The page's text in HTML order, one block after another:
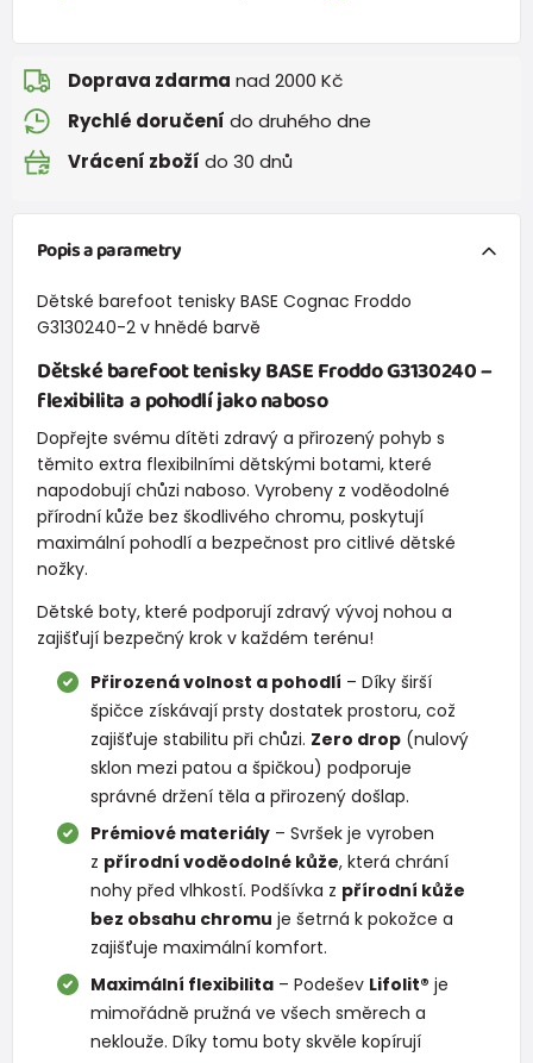
Doprava zdarma nad 2000 Kč
Rychlé doručení do druhého dne
Vrácení zboží do 30 dnů
Popis a parametry
Dětské barefoot tenisky BASE Cognac Froddo
G3130240-2 v hnědé barvě
Dětské barefoot tenisky BASE Froddo G3130240 –
flexibilita a pohodlí jako naboso
Dopřejte svému dítěti zdravý a přirozený pohyb s
těmito extra flexibilními dětskými botami, které
napodobují chůzi naboso. Vyrobeny z voděodolné
přírodní kůže bez škodlivého chromu, poskytují
maximální pohodlí a bezpečnost pro citlivé dětské
nožky.
Dětské boty, které podporují zdravý vývoj nohou a
zajišťují bezpečný krok v každém terénu!
Přirozená volnost a pohodlí – Díky širší
špičce získávají prsty dostatek prostoru, což
zajišťuje stabilitu při chůzi. Zero drop (nulový
sklon mezi patou a špičkou) podporuje
správné držení těla a přirozený došlap.
Prémiové materiály – Svršek je vyroben
z přírodní voděodolné kůže, která chrání
nohy před vlhkostí. Podšívka z přírodní kůže
bez obsahu chromu je šetrná k pokožce a
zajišťuje maximální komfort.
Maximální flexibilita – Podešev Lifolit® je
mimořádně pružná ve všech směrech a
neklouže. Díky tomu boty skvěle kopírují